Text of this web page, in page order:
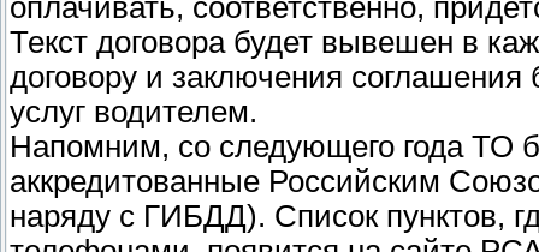
оплачивать, соответственно,
Текст договора будет вывешен в
договору и заключения соглашения
услуг водителем.
Напомним, со следующего года ТО
аккредитованные Российским
наряду с ГИБДД). Список пунктов,